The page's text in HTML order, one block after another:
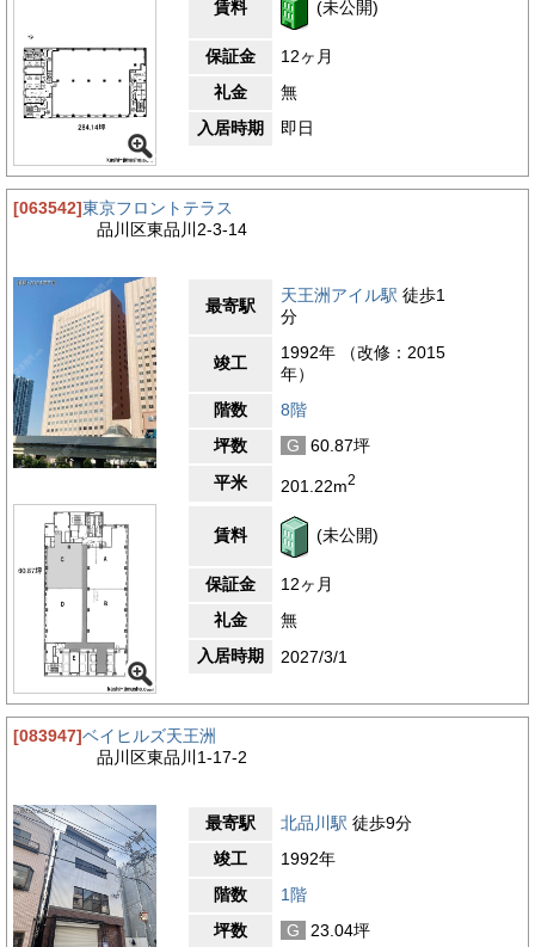
賃料 (未公開)
保証金
12ヶ月
礼金
無
入居時期
即日
[063542]東京フロントテラス
品川区東品川2-3-14
最寄駅
天王洲アイル駅 徒歩1
分
竣工
1992年 （改修：2015
年）
階数
8階
坪数
G
60.87坪
平米
201.22m2
賃料 (未公開)
保証金
12ヶ月
礼金
無
入居時期
2027/3/1
[083947]ベイヒルズ天王洲
品川区東品川1-17-2
最寄駅 北品川駅 徒歩9分
竣工
1992年
階数
1階
坪数
G
23.04坪